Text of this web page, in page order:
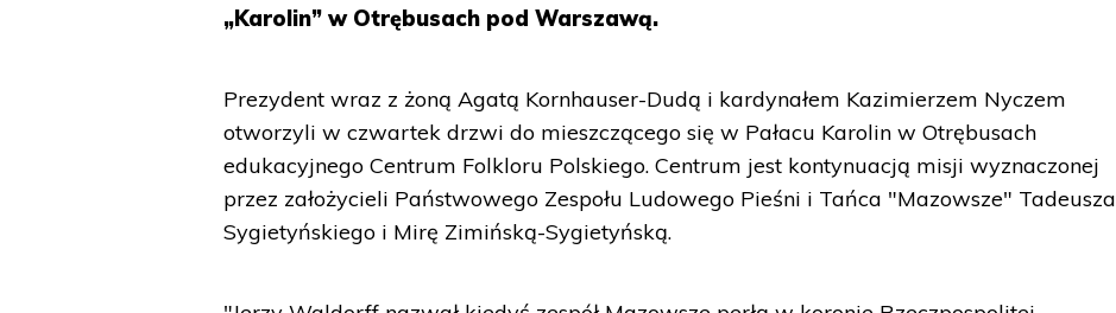
„Karolin” w Otrębusach pod Warszawą.
Prezydent wraz z żoną Agatą Kornhauser-Dudą i kardynałem Kazimierzem Nyczem
otworzyli w czwartek drzwi do mieszczącego się w Pałacu Karolin w Otrębusach
edukacyjnego Centrum Folkloru Polskiego. Centrum jest kontynuacją misji wyznaczonej
przez założycieli Państwowego Zespołu Ludowego Pieśni i Tańca "Mazowsze" Tadeusza
Sygietyńskiego i Mirę Zimińską-Sygietyńską.